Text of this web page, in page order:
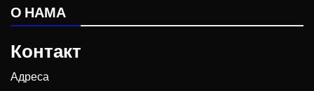
О НАМА
Контакт
Адреса